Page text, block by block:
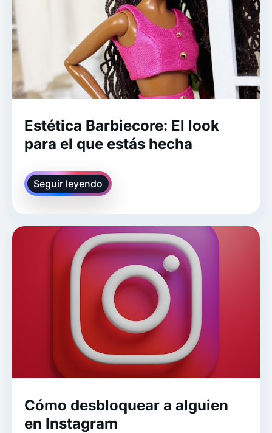
Estética Barbiecore: El look
para el que estás hecha
Seguir leyendo
Cómo desbloquear a alguien
en Instagram